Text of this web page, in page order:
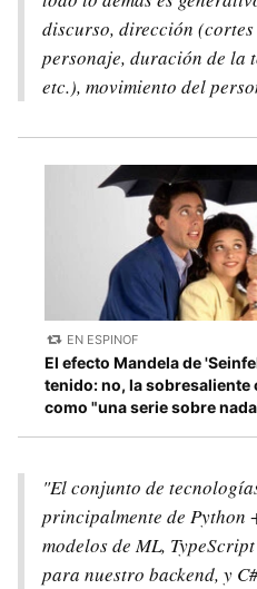
discurso, dirección
personaje, duración de la
etc.), movimiento del
EN ESPINOF
El efecto Mandela de
tenido: no, la sobresaliente
como "una serie sobre
"El conjunto de
principalmente de Python
modelos de ML,
para nuestro backend, y